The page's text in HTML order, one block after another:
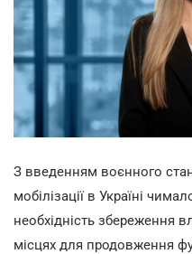
З введенням воєнного
мобілізації в Україні
необхідність збереження
місцях для продовження